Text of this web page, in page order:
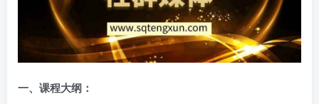
一、 课程大纲：